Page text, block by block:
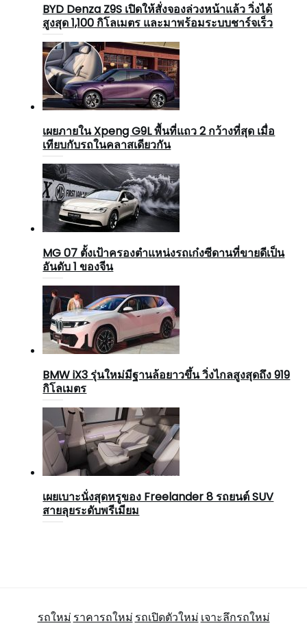
BYD Denza Z9S เปิดให้สั่งจองล่วงหน้าแล้ว วิ่งได้
สูงสุด 1,100 กิโลเมตร และมาพร้อมระบบชาร์จเร็ว
เผยภายใน Xpeng G9L พื้นที่แถว 2 กว้างที่สุด เมื่อ
เทียบกับรถในคลาสเดียวกัน
MG 07 ตั้งเป้าครองตำแหน่งรถเก๋งซีดานที่ขายดีเป็น
อันดับ 1 ของจีน
BMW iX3 รุ่นใหม่มีฐานล้อยาวขึ้น วิ่งไกลสูงสุดถึง 919
กิโลเมตร
เผยเบาะนั่งสุดหรูของ Freelander 8 รถยนต์ SUV
สายลุยระดับพรีเมียม
รถใหม่ ราคารถใหม่ รถเปิดตัวใหม่ เจาะลึกรถใหม่